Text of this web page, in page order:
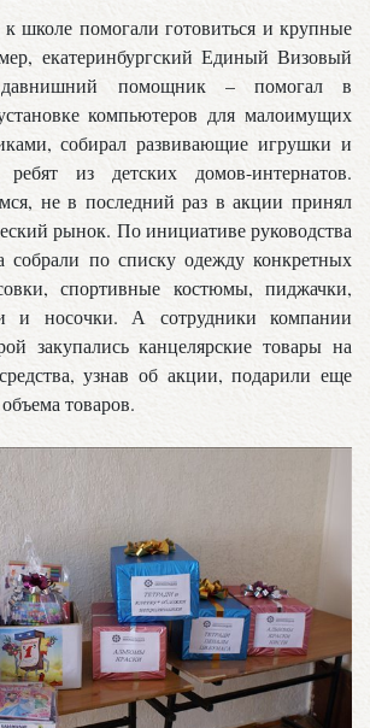
к школе помогали готовиться и крупные
екатеринбургский Единый Визовый
помощник – помогал в
компьютеров для малоимущих
собирал развивающие игрушки и
из детских домов-интернатов.
не в последний раз в акции принял
рынок. По инициативе руководства
собрали по списку одежду конкретных
спортивные костюмы, пиджачки,
и носочки. А сотрудники компании
закупались канцелярские товары на
узнав об акции, подарили еще
товаров.